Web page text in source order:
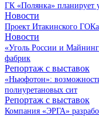
ГК «Полянка» планирует
Новости
Проект Итакинского ГОКа
Новости
«Уголь России и
фабрик
Репортаж с выставок
«Ньюфотон»:
полиуретановых сит
Репортаж с выставок
Компания «ЭРГА»